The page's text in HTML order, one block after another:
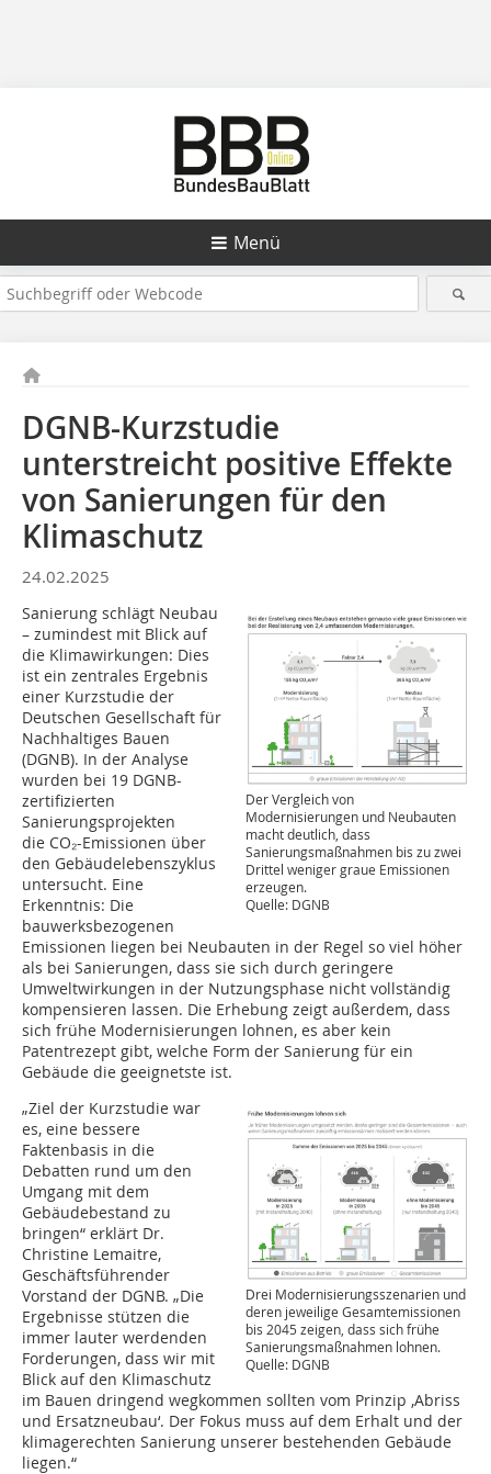
Menü
DGNB-Kurzstudie
unterstreicht positive Effekte
von Sanierungen für den
Klimaschutz
24.02.2025
Der Vergleich von
Modernisierungen und Neubauten
macht deutlich, dass
Sanierungsmaßnahmen bis zu zwei
Drittel weniger graue Emissionen
erzeugen.
Quelle: DGNB
Sanierung schlägt Neubau
– zumindest mit Blick auf
die Klimawirkungen: Dies
ist ein zentrales Ergebnis
einer Kurzstudie der
Deutschen Gesellschaft für
Nachhaltiges Bauen
(DGNB). In der Analyse
wurden bei 19 DGNB-
zertifizierten
Sanierungsprojekten
die CO₂-Emissionen über
den Gebäudelebenszyklus
untersucht. Eine
Erkenntnis: Die
bauwerksbezogenen
Emissionen liegen bei Neubauten in der Regel so viel höher
als bei Sanierungen, dass sie sich durch geringere
Umweltwirkungen in der Nutzungsphase nicht vollständig
kompensieren lassen. Die Erhebung zeigt außerdem, dass
sich frühe Modernisierungen lohnen, es aber kein
Patentrezept gibt, welche Form der Sanierung für ein
Gebäude die geeignetste ist.
Drei Modernisierungsszenarien und
deren jeweilige Gesamtemissionen
bis 2045 zeigen, dass sich frühe
Sanierungsmaßnahmen lohnen.
Quelle: DGNB
„Ziel der Kurzstudie war
es, eine bessere
Faktenbasis in die
Debatten rund um den
Umgang mit dem
Gebäudebestand zu
bringen“ erklärt Dr.
Christine Lemaitre,
Geschäftsführender
Vorstand der DGNB. „Die
Ergebnisse stützen die
immer lauter werdenden
Forderungen, dass wir mit
Blick auf den Klimaschutz
im Bauen dringend wegkommen sollten vom Prinzip ‚Abriss
und Ersatzneubau‘. Der Fokus muss auf dem Erhalt und der
klimagerechten Sanierung unserer bestehenden Gebäude
liegen.“